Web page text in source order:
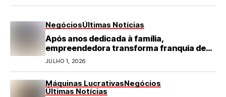
NegóciosÚltimas Notícias
Após anos dedicada à família,
empreendedora transforma franquia de
turismo em negócio de destaque no RN
JULHO 1, 2026
Máquinas LucrativasNegócios
Últimas Notícias